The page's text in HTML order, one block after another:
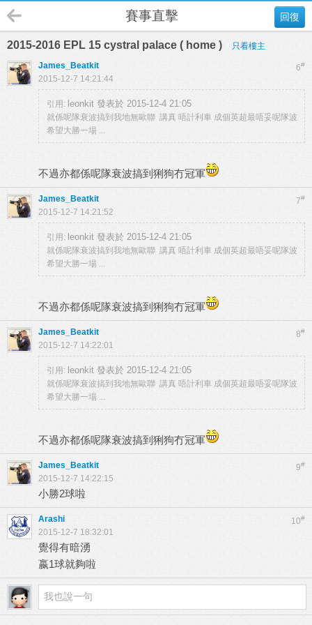
回復
賽事直擊
2015-2016 EPL 15 cystral palace ( home ) 只看樓主
6#
James_Beatkit
2015-12-7 14:21:44
引用: leonkit 發表於 2015-12-4 21:05
就係呢隊衰波搞到我地無歐聯 講真 唔計利車 成個英超最唔妥呢隊波
希望大勝一場 ...
不過亦都係呢隊衰波搞到猁狗冇冠軍
7#
James_Beatkit
2015-12-7 14:21:52
引用: leonkit 發表於 2015-12-4 21:05
就係呢隊衰波搞到我地無歐聯 講真 唔計利車 成個英超最唔妥呢隊波
希望大勝一場 ...
不過亦都係呢隊衰波搞到猁狗冇冠軍
8#
James_Beatkit
2015-12-7 14:22:01
引用: leonkit 發表於 2015-12-4 21:05
就係呢隊衰波搞到我地無歐聯 講真 唔計利車 成個英超最唔妥呢隊波
希望大勝一場 ...
不過亦都係呢隊衰波搞到猁狗冇冠軍
9#
James_Beatkit
2015-12-7 14:22:15
小勝2球啦
10#
Arashi
2015-12-7 18:32:01
覺得有暗湧
嬴1球就夠啦